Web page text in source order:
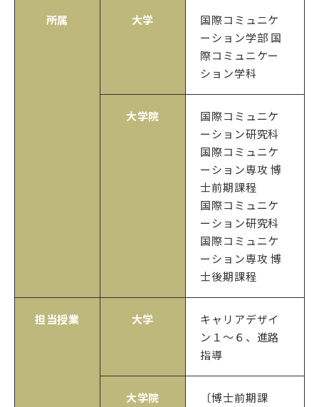
所属 大学
国際コミュニケ
ーション学部 国
際コミュニケー
ション学科
大学院
国際コミュニケ
ーション研究科
国際コミュニケ
ーション専攻 博
士前期課程
国際コミュニケ
ーション研究科
国際コミュニケ
ーション専攻 博
士後期課程
担当授業 大学
キャリアデザイ
ン１〜６、進路
指導
大学院
〔博士前期課